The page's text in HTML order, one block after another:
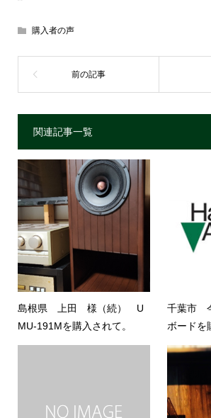
購入者の声
関連記事一覧
島根県 上田 様（続） U
MU-191Mを購入されて。
千葉市
ボードを